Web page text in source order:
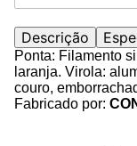
Descrição
Ponta: Filamento
laranja. Virola:
couro,
Fabricado por: